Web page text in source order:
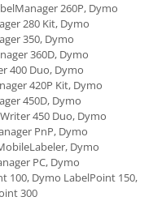
260P, Dymo
280 Kit, Dymo
350, Dymo
360D, Dymo
400 Duo, Dymo
420P Kit, Dymo
450D, Dymo
450 Duo, Dymo
PnP, Dymo
Dymo
PC, Dymo
100, Dymo LabelPoint 150,
300